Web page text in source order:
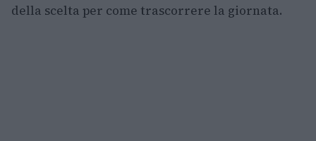
della scelta per come trascorrere la giornata.